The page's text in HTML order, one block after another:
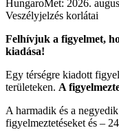
HungaroMet: 2026.
Veszélyjelzés korlátai
Felhívjuk a figyelmet,
kiadása!
Egy térségre kiadott
területeken. A
A harmadik és a
figyelmeztetéseket és –